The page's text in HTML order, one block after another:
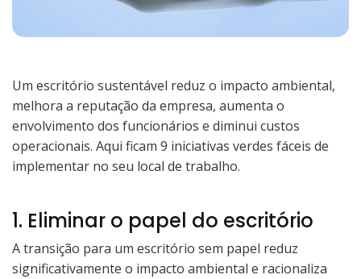
Um escritório sustentável reduz o impacto ambiental,
melhora a reputação da empresa, aumenta o
envolvimento dos funcionários e diminui custos
operacionais. Aqui ficam 9 iniciativas verdes fáceis de
implementar no seu local de trabalho.
1. Eliminar o papel do escritório
A transição para um escritório sem papel reduz
significativamente o impacto ambiental e racionaliza